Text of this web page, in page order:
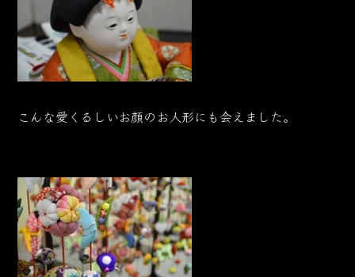
こんな愛くるしいお顔のお人形にも会えました。